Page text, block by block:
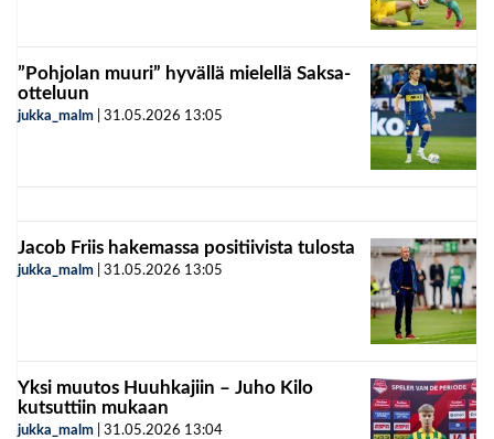
”Pohjolan muuri” hyvällä mielellä Saksa-
otteluun
jukka_malm 31.05.2026 13:05
Jacob Friis hakemassa positiivista tulosta
jukka_malm 31.05.2026 13:05
Yksi muutos Huuhkajiin – Juho Kilo
kutsuttiin mukaan
jukka_malm 31.05.2026 13:04